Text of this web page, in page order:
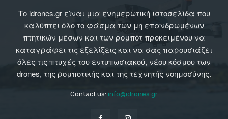
Το idrones.gr είναι μια ενημερωτική ιστοσελίδα που
καλύπτει όλο το φάσμα των μη επανδρωμένων
πτητικών μέσων και των ρομπότ προκειμένου να
καταγράφει τις εξελίξεις και να σας παρουσιάζει
όλες τις πτυχές του εντυπωσιακού, νέου κόσμου των
drones, της ρομποτικής και της τεχνητής νοημοσύνης.
Contact us: info@idrones.gr